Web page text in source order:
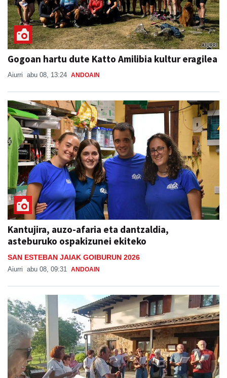
Gogoan hartu dute Katto Amilibia kultur eragilea
Aiurri abu 08, 13:24 ANDOAIN
Kantujira, auzo-afaria eta dantzaldia,
asteburuko ospakizunei ekiteko
SAN ESTEBAN JAIAK GOIBURUN 2026
Aiurri abu 08, 09:31 ANDOAIN